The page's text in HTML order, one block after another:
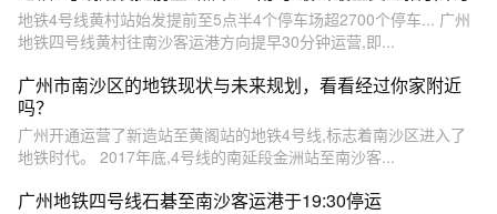
地铁4号线黄村站始发提前至5点半4个停车场超2700个停车... 广州
地铁四号线黄村往南沙客运港方向提早30分钟运营,即...
广州市南沙区的地铁现状与未来规划，看看经过你家附近
吗？
广州开通运营了新造站至黄阁站的地铁4号线,标志着南沙区进入了
地铁时代。 2017年底,4号线的南延段金洲站至南沙客...
广州地铁四号线石碁至南沙客运港于19:30停运